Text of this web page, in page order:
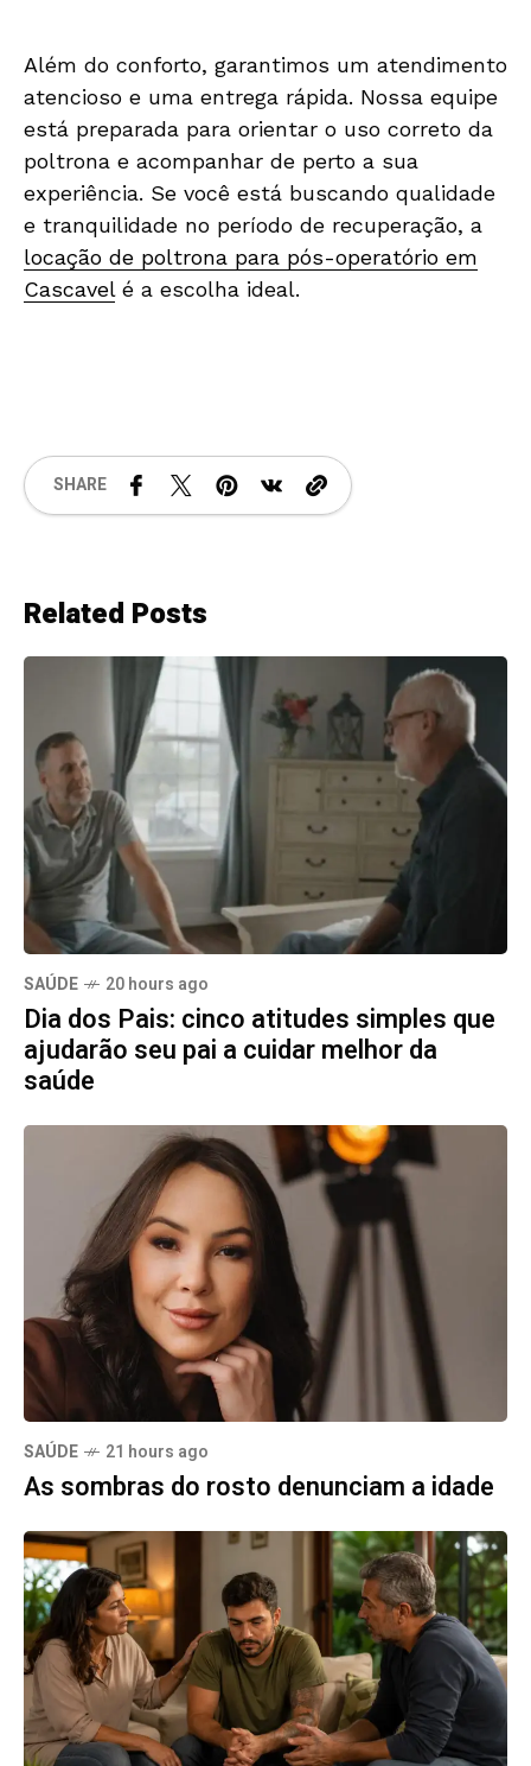
Além do conforto, garantimos um atendimento
atencioso e uma entrega rápida. Nossa equipe
está preparada para orientar o uso correto da
poltrona e acompanhar de perto a sua
experiência. Se você está buscando qualidade
e tranquilidade no período de recuperação, a
locação de poltrona para pós-operatório em
Cascavelé a escolha ideal.
SHARE
Related Posts
SAÚDE 20 hours ago
Dia dos Pais: cinco atitudes simples que
ajudarão seu pai a cuidar melhor da
saúde
SAÚDE 21 hours ago
As sombras do rosto denunciam a idade